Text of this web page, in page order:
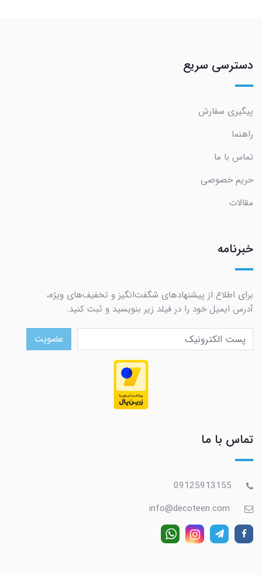
دسترسی سریع
پیگیری سفارش
راهنما
تماس با ما
حریم خصوصی
مقالات
خبرنامه
برای اطلاع از پیشنهادهای شگفت‌انگیز و تخفیف‌های ویژه،
آدرس ایمیل خود را در فیلد زیر بنویسید و ثبت کنید.
عضویت
تماس با ما